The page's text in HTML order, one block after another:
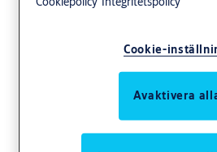
Cookie-
Avaktivera